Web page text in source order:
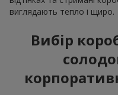
виглядають тепло і щиро.
Вибір